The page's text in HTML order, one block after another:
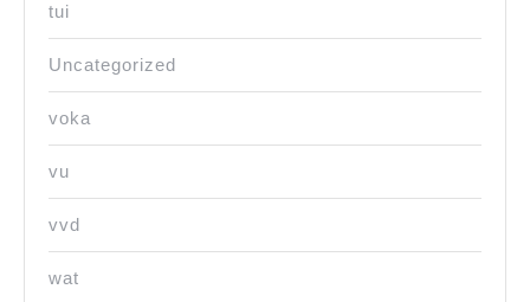
tui
Uncategorized
voka
vu
vvd
wat